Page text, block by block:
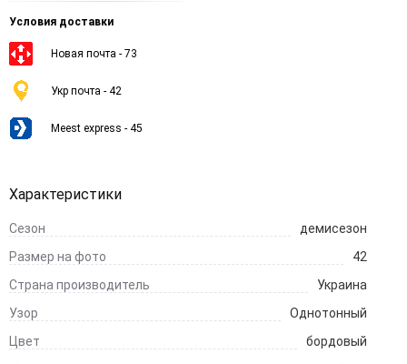
Условия доставки
Новая почта - 73
Укр почта - 42
Meest express - 45
Характеристики
Сезон
демисезон
Размер на фото
42
Страна производитель
Украина
Узор
Однотонный
Цвет
бордовый